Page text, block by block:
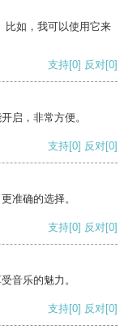
比如，我可以使用它来
支持[0] 反对[0]
启，非常方便。
支持[0] 反对[0]
准确的选择。
支持[0] 反对[0]
音乐的魅力。
支持[0] 反对[0]